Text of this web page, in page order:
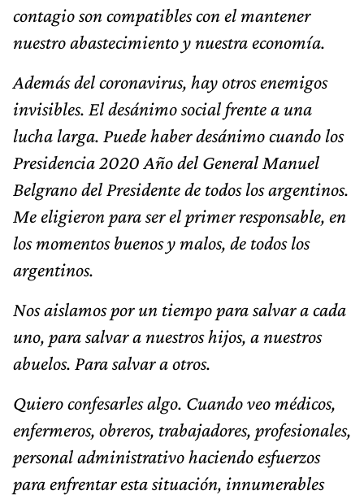
contagio son compatibles con el mantener
nuestro abastecimiento y nuestra economía.
Además del coronavirus, hay otros enemigos
invisibles. El desánimo social frente a una
lucha larga. Puede haber desánimo cuando los
Presidencia 2020 Año del General Manuel
Belgrano del Presidente de todos los argentinos.
Me eligieron para ser el primer responsable, en
los momentos buenos y malos, de todos los
argentinos.
Nos aislamos por un tiempo para salvar a cada
uno, para salvar a nuestros hijos, a nuestros
abuelos. Para salvar a otros.
Quiero confesarles algo. Cuando veo médicos,
enfermeros, obreros, trabajadores, profesionales,
personal administrativo haciendo esfuerzos
para enfrentar esta situación, innumerables